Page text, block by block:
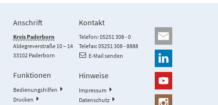
Anschrift
Kreis Paderborn
Aldegreverstraße 10 – 14
33102 Paderborn
Kontakt
Telefon: 05251 308 - 0
Telefax: 05251 308 - 8888
E-Mail senden
Funktionen
Bedienungshilfen
Drucken
Hinweise
Impressum
Datenschutz